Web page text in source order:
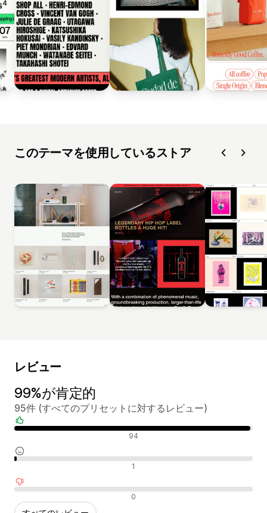
このテーマを使用しているストア
レビュー
99%が肯定的
95件 (すべてのプリセットに対するレビュー)
肯定的なレビュー 94
中間的なレビュー 1
否定的なレビュー 0